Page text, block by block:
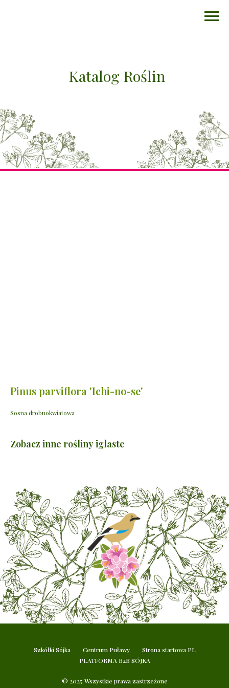
Katalog Roślin
Pinus parviflora 'Ichi-no-se'
Sosna drobnokwiatowa
Zobacz inne rośliny iglaste
Szkółki Sójka Centrum Puławy
Strona startowa PL
PLATFORMA B2B SÓJKA
© 2025 Wszystkie prawa zastrzeżone